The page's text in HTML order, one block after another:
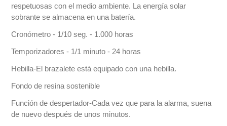
respetuosas con el medio ambiente. La energía solar
sobrante se almacena en una batería.
Cronómetro - 1/10 seg. - 1.000 horas
Temporizadores - 1/1 minuto - 24 horas
Hebilla-El brazalete está equipado con una hebilla.
Fondo de resina sostenible
Función de despertador-Cada vez que para la alarma, suena
de nuevo después de unos minutos.